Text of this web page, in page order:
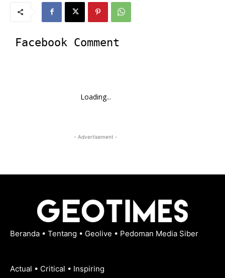
Facebook Comment
Loading...
- Advertisement -
Beranda • Tentang • Geolive • Pedoman Media Siber
Actual • Critical • Inspiring